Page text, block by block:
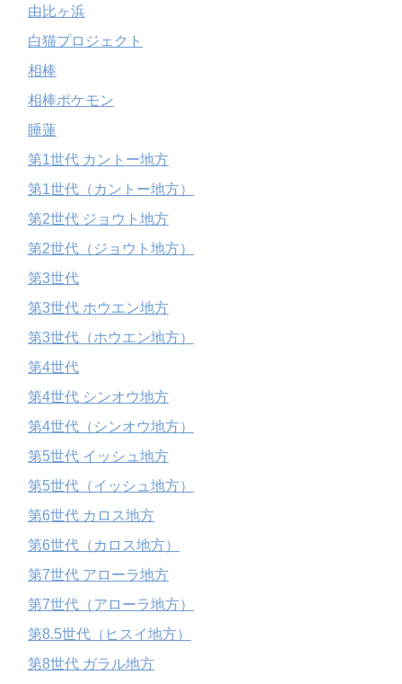
由比ヶ浜
白猫プロジェクト
相棒
相棒ポケモン
睡蓮
第1世代 カントー地方
第1世代（カントー地方）
第2世代 ジョウト地方
第2世代（ジョウト地方）
第3世代
第3世代 ホウエン地方
第3世代（ホウエン地方）
第4世代
第4世代 シンオウ地方
第4世代（シンオウ地方）
第5世代 イッシュ地方
第5世代（イッシュ地方）
第6世代 カロス地方
第6世代（カロス地方）
第7世代 アローラ地方
第7世代（アローラ地方）
第8.5世代（ヒスイ地方）
第8世代 ガラル地方